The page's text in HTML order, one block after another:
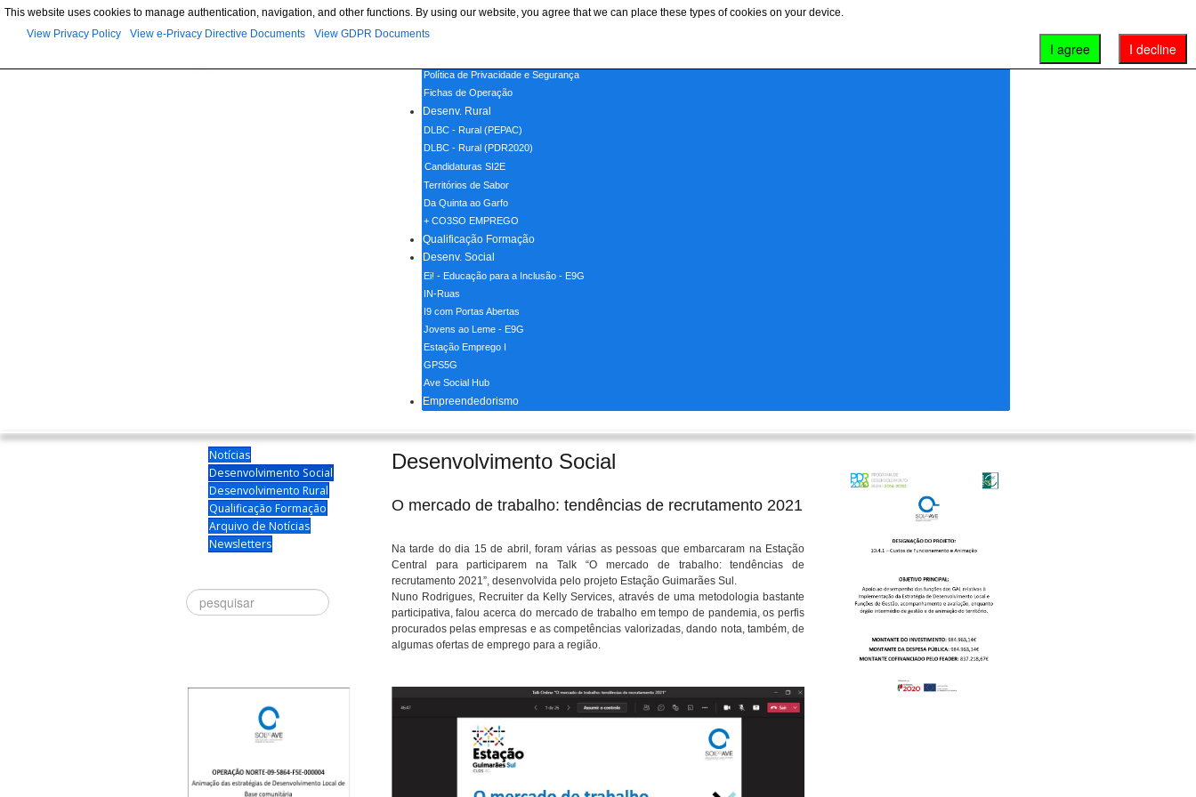
Home
Política de Privacidade e Segurança
Fichas de Operação
Desenv. Rural
DLBC - Rural (PEPAC)
DLBC - Rural (PDR2020)
Candidaturas SI2E
Territórios de Sabor
Da Quinta ao Garfo
+ CO3SO EMPREGO
Qualificação Formação
Desenv. Social
Ei! - Educação para a Inclusão - E9G
IN-Ruas
I9 com Portas Abertas
Jovens ao Leme - E9G
Estação Emprego I
GPS5G
Ave Social Hub
Empreendedorismo
Notícias
Desenvolvimento Social
Desenvolvimento Rural
Qualificação Formação
Arquivo de Notícias
Newsletters
Procurar
Desenvolvimento Social
O mercado de trabalho: tendências de recrutamento 2021
Na tarde do dia 15 de abril, foram várias as pessoas que embarcaram na Estação
Central para participarem na Talk “O mercado de trabalho: tendências de
recrutamento 2021”, desenvolvida pelo projeto Estação Guimarães Sul.
Nuno Rodrigues, Recruiter da Kelly Services, através de uma metodologia bastante
participativa, falou acerca do mercado de trabalho em tempo de pandemia, os perfis
procurados pelas empresas e as competências valorizadas, dando nota, também, de
algumas ofertas de emprego para a região.
This website uses cookies to manage authentication, navigation, and other functions. By using our website, you agree that we can place these types of cookies on your device.
View Privacy Policy
View e-Privacy Directive Documents View GDPR Documents
I decline
I agree